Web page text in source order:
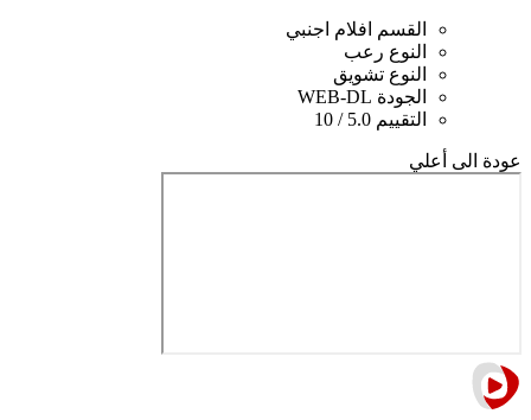
القسم
افلام اجنبي
النوع رعب
النوع تشويق
الجودة WEB-DL
التقييم 5.0 / 10
عودة الى أعلي